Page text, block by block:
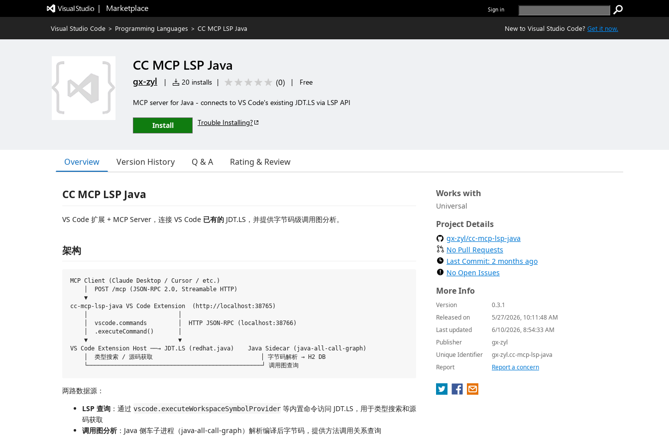
|   Marketplace Sign in
Visual Studio Code > Programming Languages > CC MCP LSP Java New to Visual Studio Code? Get it now.
CC MCP LSP Java
gx-zyl | 20 installs | (0) | Free
MCP server for Java - connects to VS Code's existing JDT.LS via LSP API
Install Trouble Installing?
Overview Version History Q & A Rating & Review
CC MCP LSP Java
VS Code 扩展 + MCP Server，连接 VS Code 已有的 JDT.LS，并提供字节码级调用图分析。
架构
MCP Client (Claude Desktop / Cursor / etc.)
    │  POST /mcp (JSON-RPC 2.0, Streamable HTTP)
    ▼
cc-mcp-lsp-java VS Code Extension  (http://localhost:38765)
    │  vscode.commands         │  HTTP JSON-RPC (localhost:38766)
    │  .executeCommand()       │
    ▼                          ▼
VS Code Extension Host ──→ JDT.LS (redhat.java)    Java Sidecar (java-all-call-graph)
    │  类型搜索 / 源码获取                               │ 字节码解析 → H2 DB
两路数据源：
LSP 查询 ：通过 vscode.executeWorkspaceSymbolProvider 等内置命令访问 JDT.LS，用于类型搜索和源
码获取
调用图分析：Java 侧车子进程（java-all-call-graph）解析编译后字节码，提供方法调用关系查询
Works with
Universal
Project Details
gx-zyl/cc-mcp-lsp-java
No Pull Requests
Last Commit: 2 months ago
No Open Issues
More Info
Version
0.3.1
Released on
5/27/2026, 10:11:48 AM
Last updated
6/10/2026, 8:54:33 AM
Publisher
gx-zyl
Unique Identifier
gx-zyl.cc-mcp-lsp-java
Report
Report a concern